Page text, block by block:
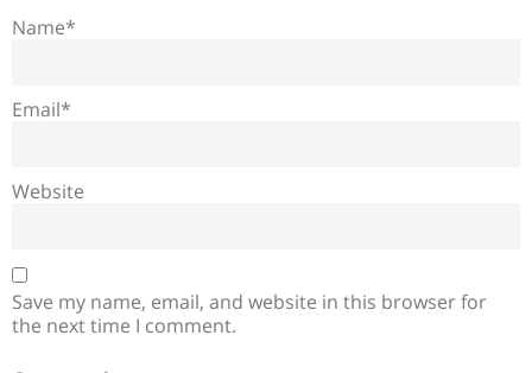
Name*
Email*
Website
Save my name, email, and website in this browser for
the next time I comment.